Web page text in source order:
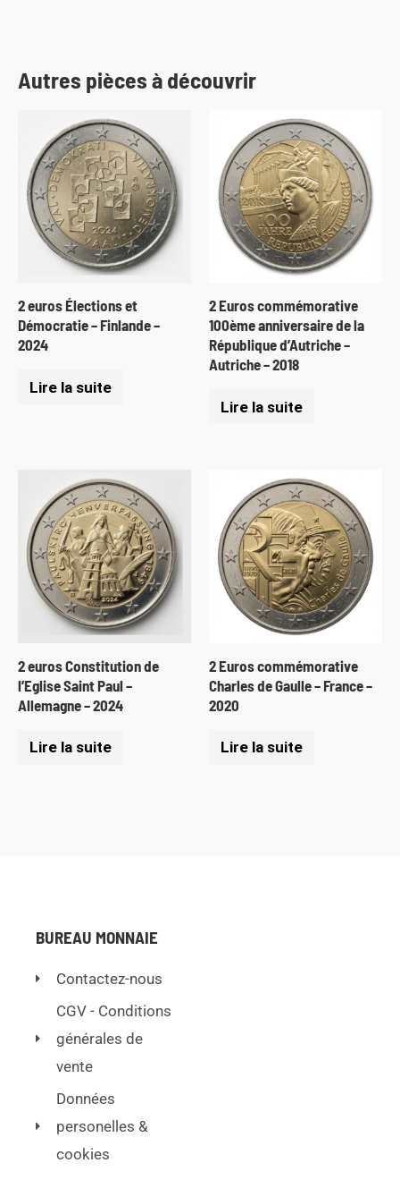
Autres pièces à découvrir
2 euros Élections et
Démocratie – Finlande –
2024
Lire la suite
2 Euros commémorative
100ème anniversaire de la
République d’Autriche –
Autriche – 2018
Lire la suite
2 euros Constitution de
l’Eglise Saint Paul –
Allemagne – 2024
Lire la suite
2 Euros commémorative
Charles de Gaulle – France –
2020
Lire la suite
BUREAU MONNAIE
Contactez-nous
CGV - Conditions
générales de
vente
Données
personelles &
cookies